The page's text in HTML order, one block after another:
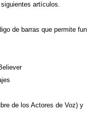
artículos.
de barras que permite fun
de los Actores de Voz) y